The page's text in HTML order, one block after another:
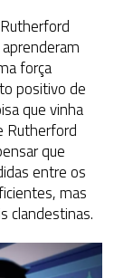
força
positivo de
que vinha
Rutherford
que
entre os
mas
clandestinas.